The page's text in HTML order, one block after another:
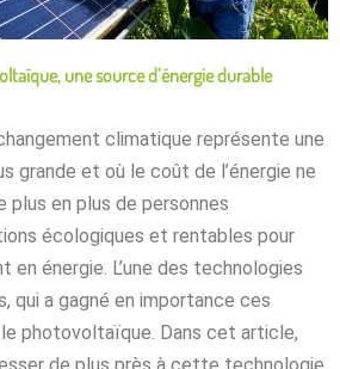
une source d’énergie durable
climatique représente une
grande et où le coût de l’énergie ne
plus en plus de personnes
écologiques et rentables pour
en énergie. L’une des technologies
qui a gagné en importance ces
photovoltaïque. Dans cet article,